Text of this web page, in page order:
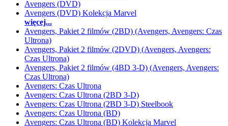
Avengers (DVD)
Avengers (DVD) Kolekcja Marvel
więcej...
Avengers, Pakiet 2 filmów (2BD) (Avengers, Avengers: Czas
Ultrona)
Avengers, Pakiet 2 filmów (2DVD) (Avengers, Avengers:
Czas Ultrona)
Avengers, Pakiet 2 filmów (4BD 3-D) (Avengers, Avengers:
Czas Ultrona)
Avengers: Czas Ultrona
Avengers: Czas Ultrona (2BD 3-D)
Avengers: Czas Ultrona (2BD 3-D) Steelbook
Avengers: Czas Ultrona (BD)
Avengers: Czas Ultrona (BD) Kolekcja Marvel